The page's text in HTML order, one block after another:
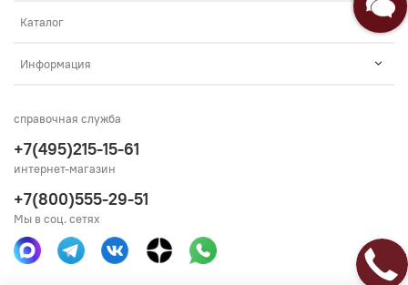
Каталог
Информация
справочная служба
+7(495)215-15-61
интернет-магазин
+7(800)555-29-51
Мы в соц. сетях